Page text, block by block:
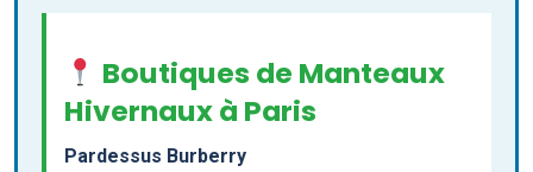
Boutiques de Manteaux
Hivernaux à Paris
Pardessus Burberry